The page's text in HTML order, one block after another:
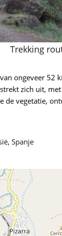
Trekking
ongeveer 52
zich uit,
de vegetatie,
Spanje